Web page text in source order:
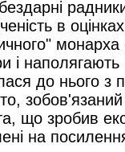
в
монарха
і
до нього
що зробив
на